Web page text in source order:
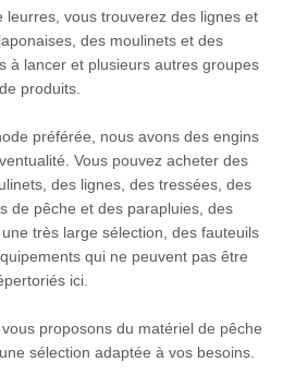
leurres, vous trouverez des lignes et
japonaises, des moulinets et des
à lancer et plusieurs autres groupes
de produits.
préférée, nous avons des engins
Vous pouvez acheter des
des lignes, des tressées, des
de pêche et des parapluies, des
très large sélection, des fauteuils
qui ne peuvent pas être
ici.
proposons du matériel de pêche
sélection adaptée à vos besoins.